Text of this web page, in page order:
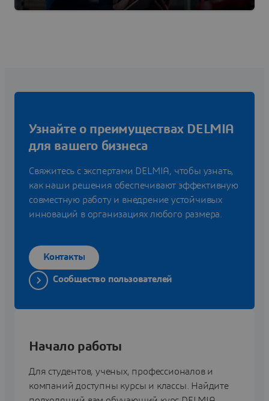
Узнайте о преимуществах DELMIA
для вашего бизнеса
Свяжитесь с экспертами DELMIA, чтобы узнать,
как наши решения обеспечивают эффективную
совместную работу и внедрение устойчивых
инноваций в организациях любого размера.
Контакты
Сообщество пользователей
Начало работы
Для студентов, ученых, профессионалов и
компаний доступны курсы и классы. Найдите